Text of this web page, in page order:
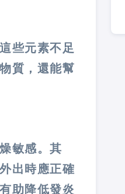
些元素不足
質，還能幫
敏感。其
出時應正確
助降低發炎